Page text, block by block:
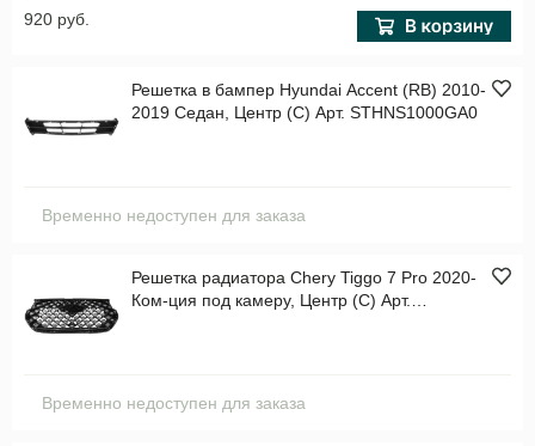
920 руб.
Решетка в бампер Hyundai Accent (RB) 2010-
2019 Седан, Центр (C) Арт. STHNS1000GA0
Временно недоступен для заказа
Решетка радиатора Chery Tiggo 7 Pro 2020-
Ком-ция под камеру, Центр (C) Арт.
Временно недоступен для заказа